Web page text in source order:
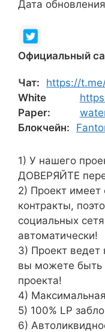
Дата
Официальный
Чат:
https://
White
Paper:
Блокчейн:
1) У нашего
ДОВЕРЯЙТЕ
2) Проект имеет
контракты,
социальных
автоматически!
3) Проект
вы можете быть
проекта!
4)
5) 100% LP
6)